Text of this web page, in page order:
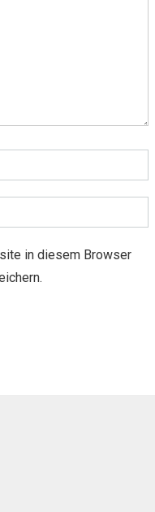
in diesem Browser